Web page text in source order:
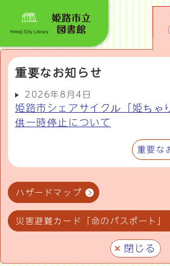
重要なお知らせ
2026年8月4日
姫路市シェアサイクル「姫ちゃ
供一時停止について
重要な
ハザードマップ
災害避難カード「命のパスポート」
閉じる